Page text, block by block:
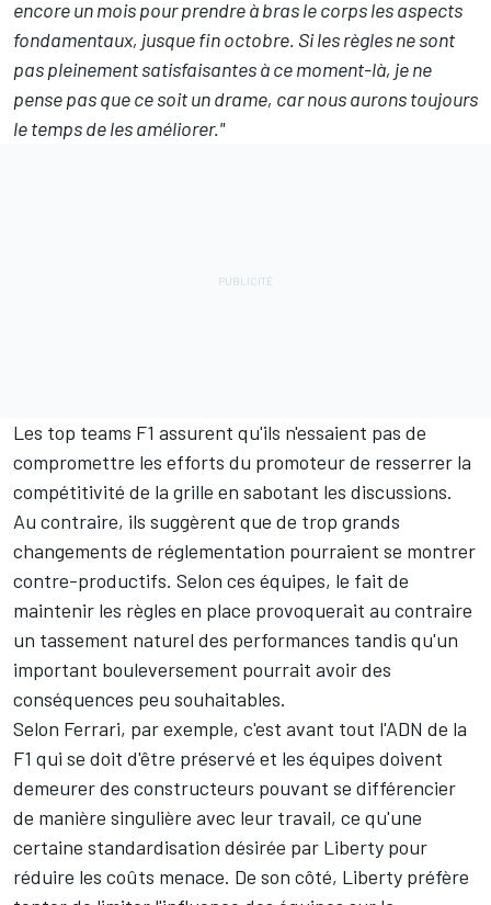
encore un mois pour prendre à bras le corps les aspects
fondamentaux, jusque fin octobre. Si les règles ne sont
pas pleinement satisfaisantes à ce moment-là, je ne
pense pas que ce soit un drame, car nous aurons toujours
le temps de les améliorer."
Les top teams F1 assurent qu'ils n'essaient pas de
compromettre les efforts du promoteur de resserrer la
compétitivité de la grille en sabotant les discussions.
Au contraire, ils suggèrent que de trop grands
changements de réglementation pourraient se montrer
contre-productifs. Selon ces équipes, le fait de
maintenir les règles en place provoquerait au contraire
un tassement naturel des performances tandis qu'un
important bouleversement pourrait avoir des
conséquences peu souhaitables.
Selon Ferrari, par exemple, c'est avant tout l'ADN de la
F1 qui se doit d'être préservé et les équipes doivent
demeurer des constructeurs pouvant se différencier
de manière singulière avec leur travail, ce qu'une
certaine standardisation désirée par Liberty pour
réduire les coûts menace. De son côté, Liberty préfère